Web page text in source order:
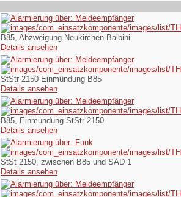
B85, Abzweigung Neukirchen-Balbini
Details ansehen
StStr 2150 Einmündung B85
Details ansehen
B85, Einmündung StStr 2150
Details ansehen
StSt 2150, zwischen B85 und SAD 1
Details ansehen